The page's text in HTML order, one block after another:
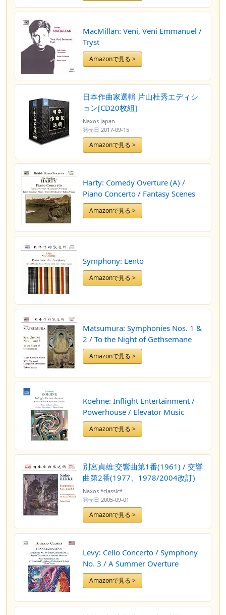
MacMillan: Veni, Veni Emmanuel /
Tryst
Amazonで見る >
日本作曲家選輯 片山杜秀エディシ
ョン[CD20枚組]
Naxos Japan
発売日 2017-09-15
Amazonで見る >
Harty: Comedy Overture (A) /
Piano Concerto / Fantasy Scenes
Amazonで見る >
Symphony: Lento
Amazonで見る >
Matsumura: Symphonies Nos. 1 &
2 / To the Night of Gethsemane
Amazonで見る >
Koehne: Inflight Entertainment /
Powerhouse / Elevator Music
Amazonで見る >
別宮貞雄:交響曲第1番(1961) / 交響
曲第2番(1977、1978/2004改訂)
Naxos *classic*
発売日 2005-09-01
Amazonで見る >
Levy: Cello Concerto / Symphony
No. 3 / A Summer Overture
Amazonで見る >